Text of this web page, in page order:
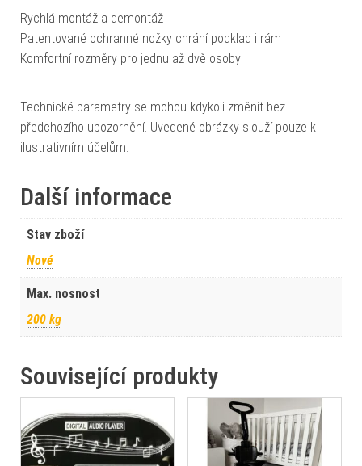
Rychlá montáž a demontáž
Patentované ochranné nožky chrání podklad i rám
Komfortní rozměry pro jednu až dvě osoby
Technické parametry se mohou kdykoli změnit bez
předchozího upozornění. Uvedené obrázky slouží pouze k
ilustrativním účelům.
Další informace
Stav zboží
Nové
Max. nosnost
200 kg
Související produkty